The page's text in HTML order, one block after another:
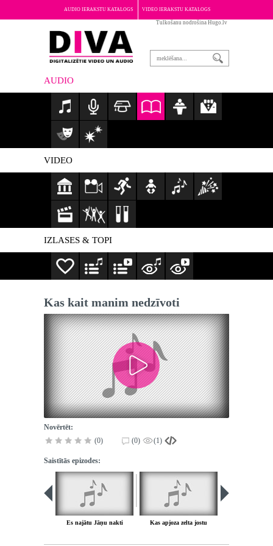
AUDIO IERAKSTU KATALOGS VIDEO IERAKSTU KATALOGS
Tulkošanu nodrošina Hugo.lv
AUDIO
VIDEO
IZLASES & TOPI
Kas kait manim nedzīvoti
Novērtēt:
(0)
(0) (1)
Saistītās epizodes:
Es najātu Jāņu nakti Kas apjoza zelta jostu